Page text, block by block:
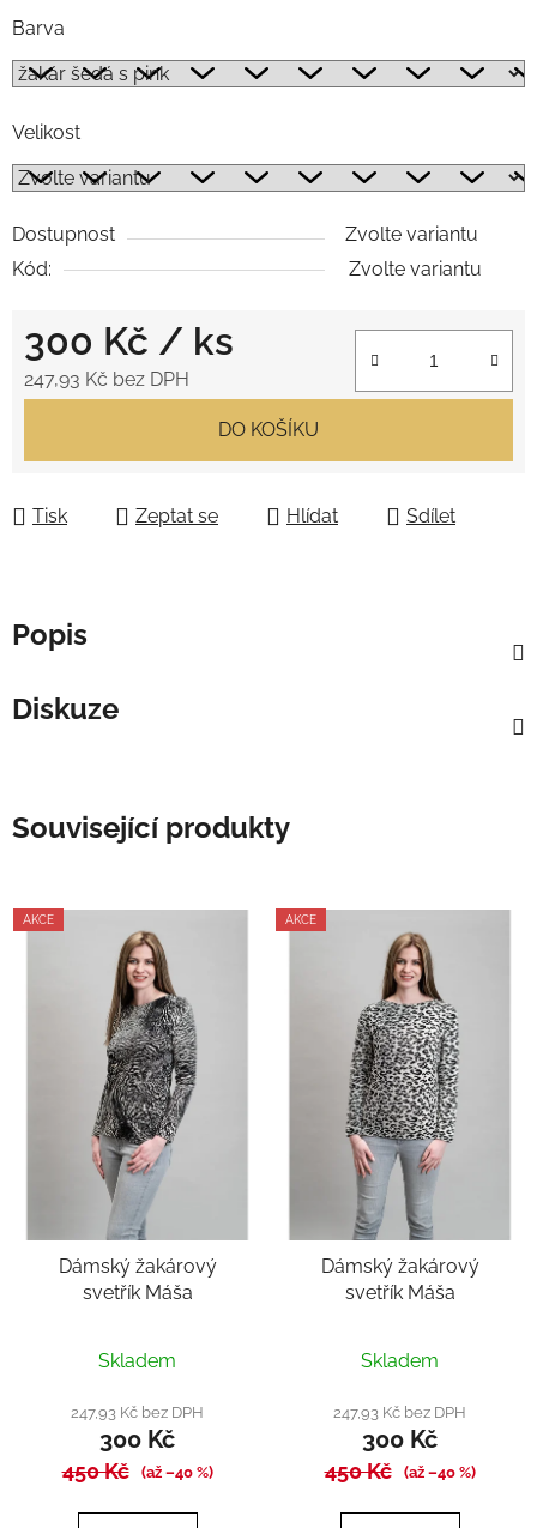
Barva
Velikost
Dostupnost
Zvolte variantu
Kód:
Zvolte variantu
300 Kč / ks
247,93 Kč bez DPH
DO KOŠÍKU
Tisk Zeptat se Hlídat Sdílet
Popis
Diskuze
Související produkty
AKCE
Dámský žakárový
svetřík Máša
hodnocení
produktu
je
5,0
Skladem
247,93 Kč bez DPH
300 Kč
450 Kč (až –40 %)
AKCE
Dámský žakárový
svetřík Máša
Skladem
247,93 Kč bez DPH
300 Kč
450 Kč (až –40 %)